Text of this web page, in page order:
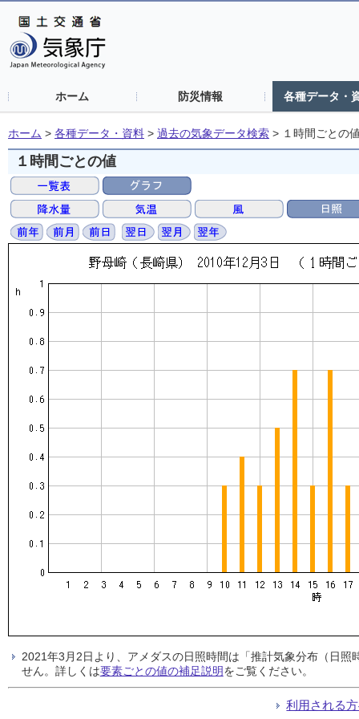
ホーム 防災情報 各種データ・
ホーム > 各種データ・資料 > 過去の気象データ検索 > １時間ごとの
１時間ごとの値
2021年3月2日より、アメダスの日照時間は「推計気象分布（日
せん。詳しくは要素ごとの値の補足説明をご覧ください。
利用される